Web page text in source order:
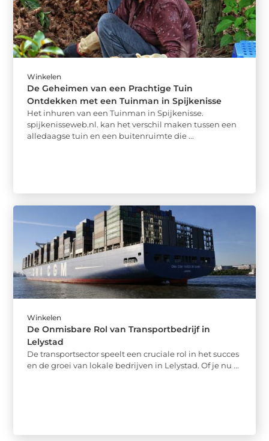
Winkelen
De Geheimen van een Prachtige Tuin
Ontdekken met een Tuinman in Spijkenisse
Het inhuren van een Tuinman in Spijkenisse.
spijkenisseweb.nl. kan het verschil maken tussen een
alledaagse tuin en een buitenruimte die ...
Winkelen
De Onmisbare Rol van Transportbedrijf in
Lelystad
De transportsector speelt een cruciale rol in het succes
en de groei van lokale bedrijven in Lelystad. Of je nu ...